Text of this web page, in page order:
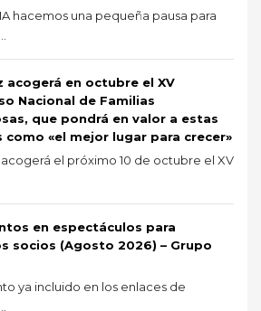
hacemos una pequeña pausa para
acogerá en octubre el XV
Nacional de Familias
que pondrá en valor a estas
como «el mejor lugar para crecer»
el próximo 10 de octubre el XV
en espectáculos para
socios (Agosto 2026) – Grupo
ya incluido en los enlaces de